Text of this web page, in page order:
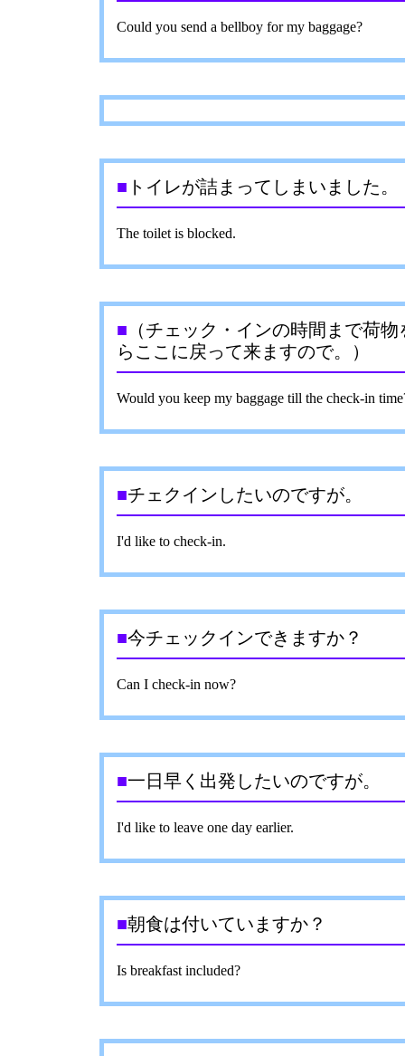
Could you send a bellboy for my baggage?
■ トイレが詰まってしまいました。
The toilet is blocked.
■ （チェック・インの時間まで荷
らここに戻って来ますので。）
Would you keep my baggage till the check-in
■チェクインしたいのですが。
I'd like to check-in.
■今チェックインできますか？
Can I check-in now?
■一日早く出発したいのですが。
I'd like to leave one day earlier.
■朝食は付いていますか？
Is breakfast included?